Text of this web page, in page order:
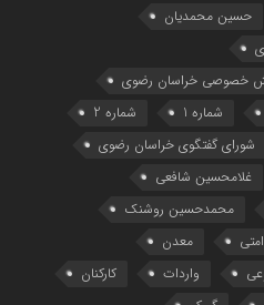
حسین محمدیان
خصوصی خراسان رضوی
شماره 1
شماره 2
شورای گفتگوی خراسان رضوی
غلامحسین شافعی
محمدحسین روشنک
معدن
واردات
کارکنان